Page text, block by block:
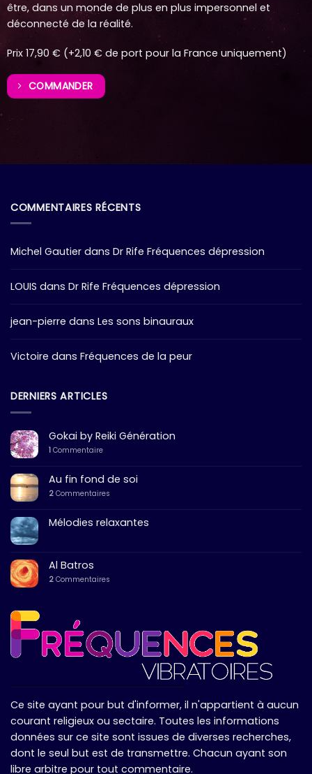
être, dans un monde de plus en plus impersonnel et
déconnecté de la réalité.
Prix 17,90 € (+2,10 € de port pour la France uniquement)
COMMANDER
COMMENTAIRES RÉCENTS
Michel Gautier dans Dr Rife Fréquences dépression
LOUIS dans Dr Rife Fréquences dépression
jean-pierre dans Les sons binauraux
Victoire dans Fréquences de la peur
DERNIERS ARTICLES
Gokai by Reiki Génération
1 Commentaire
Au fin fond de soi
2 Commentaires
Mélodies relaxantes
Al Batros
2 Commentaires
Ce site ayant pour but d'informer, il n'appartient à aucun
courant religieux ou sectaire. Toutes les informations
données sur ce site sont issues de diverses recherches,
dont le seul but est de transmettre. Chacun ayant son
libre arbitre pour tout commentaire.